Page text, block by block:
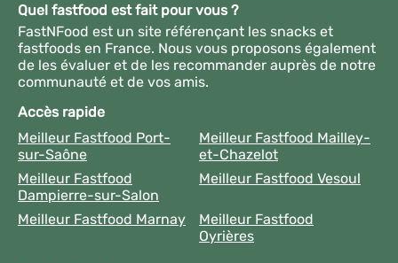
Quel fastfood est fait pour vous ?
FastNFood est un site référençant les snacks et
fastfoods en France. Nous vous proposons également
de les évaluer et de les recommander auprès de notre
communauté et de vos amis.
Accès rapide
Meilleur Fastfood Port-
sur-Saône
Meilleur Fastfood Mailley-
et-Chazelot
Meilleur Fastfood
Dampierre-sur-Salon
Meilleur Fastfood Vesoul
Meilleur Fastfood Marnay
Meilleur Fastfood
Oyrières